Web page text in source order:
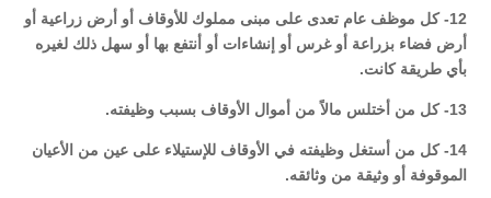
12- كل موظف عام تعدى على مبنى مملوك للأوقاف أو أرض زراعية أو
أرض فضاء بزراعة أو غرس أو إنشاءات أو أنتفع بها أو سهل ذلك لغيره
بأي طريقة كانت.
13- كل من أختلس مالاً من أموال الأوقاف بسبب وظيفته.
14- كل من أستغل وظيفته في الأوقاف للإستيلاء على عين من الأعيان
الموقوفة أو وثيقة من وثائقه.